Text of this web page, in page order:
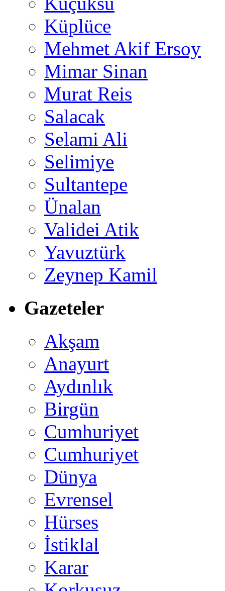
Küplüce
Mehmet Akif Ersoy
Mimar Sinan
Murat Reis
Salacak
Selami Ali
Selimiye
Sultantepe
Ünalan
Validei Atik
Yavuztürk
Zeynep Kamil
Gazeteler
Akşam
Anayurt
Aydınlık
Birgün
Cumhuriyet
Cumhuriyet
Dünya
Evrensel
Hürses
İstiklal
Karar